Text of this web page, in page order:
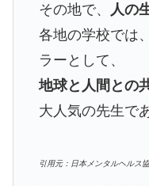
その地で、
人の
各地の学校では
ラーとして、
地球と人間との
大人気の先生で
引用元：日本メンタルヘルス